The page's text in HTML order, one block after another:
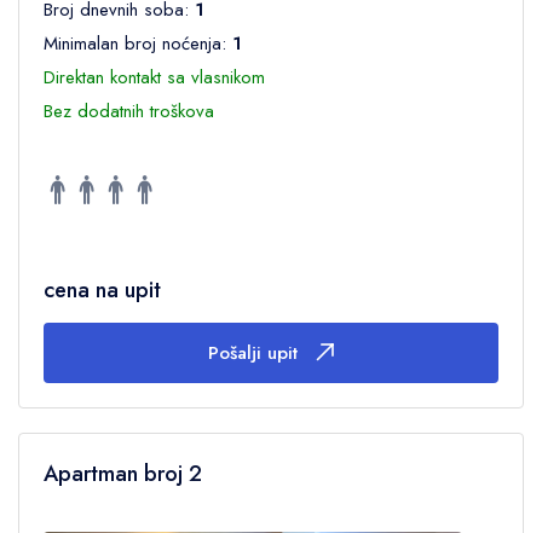
Broj dnevnih soba: 1
Minimalan broj noćenja: 1
Direktan kontakt sa vlasnikom
Bez dodatnih troškova
cena na upit
Pošalji upit
Apartman broj 2